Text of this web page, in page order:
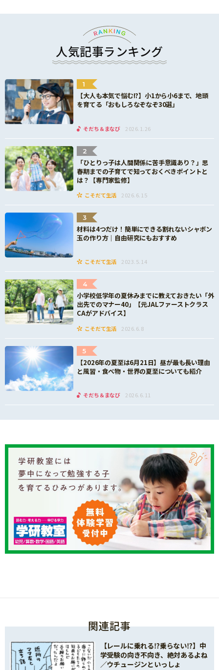
人気記事ランキング
1
【大人も本気で悩む!?】小1から小6まで、地頭
を育てる「おもしろなぞなぞ30選」
そだち＆まなび 2026.1.26
2
「ひとりっ子は人間関係に苦手意識あり？」思
春期までの子育てで知っておくべきポイントと
は？【専門家監修】
こそだて生活 2026.6.15
3
材料は4つだけ！簡単にできる割れないシャボン
玉の作り方｜自由研究にもおすすめ
こそだて生活 2023.5.14
4
小学校低学年の夏休みまでに教えておきたい「外
出先でのマナー40」【元JALファーストクラス
CAがアドバイス】
こそだて生活 2026.6.8
5
【2026年の夏至は6月21日】昼が最も長い理由
と風習・食べ物・世界の夏至についても紹介
そだち＆まなび 2026.6.11
関連記事
【レールに乗れる⁉乗らない⁉】中
学受験の向き不向き、絶対あるよね
／ウチュージンといっしょ